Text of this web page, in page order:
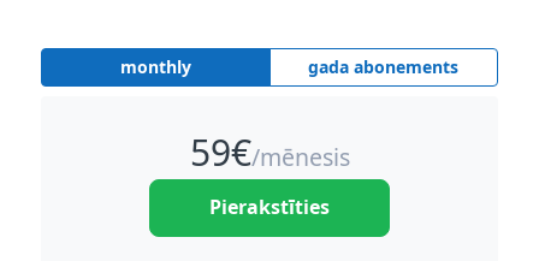
monthly gada abonements
59€/mēnesis
Pierakstīties